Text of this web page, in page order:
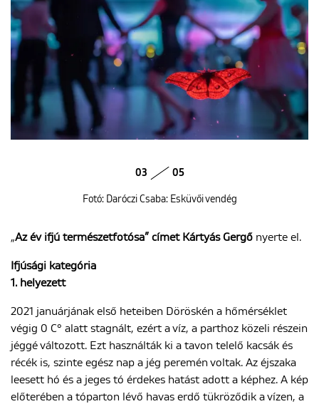
03 05
Fotó: Daróczi Csaba: Esküvői vendég
„Az év ifjú természetfotósa” címet Kártyás Gergő nyerte el.
Ifjúsági kategória
1. helyezett
2021 januárjának első heteiben Döröskén a hőmérséklet
végig 0 C° alatt stagnált, ezért a víz, a parthoz közeli részein
jéggé változott. Ezt használták ki a tavon telelő kacsák és
récék is, szinte egész nap a jég peremén voltak. Az éjszaka
leesett hó és a jeges tó érdekes hatást adott a képhez. A kép
előterében a tóparton lévő havas erdő tükröződik a vízen, a